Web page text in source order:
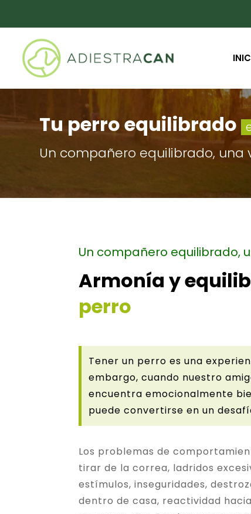
Tu perro equilibrado
Un compañero equilibrado, una
Un compañero equilibrado,
Armonía y
perro
Tener un perro es una
embargo, cuando nuestro
encuentra emocionalmente
puede convertirse en un
Los problemas de
tirar de la correa, ladridos
estímulos, inseguridades,
dentro de casa, reactividad